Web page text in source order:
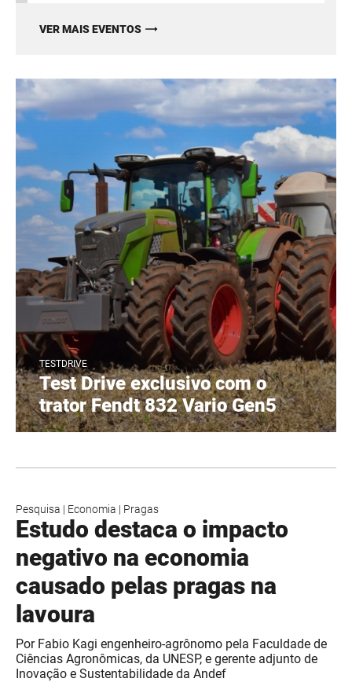
VER MAIS EVENTOS
TESTDRIVE
Test Drive exclusivo com o
trator Fendt 832 Vario Gen5
Pesquisa | Economia | Pragas
Estudo destaca o impacto
negativo na economia
causado pelas pragas na
lavoura
Por Fabio Kagi engenheiro-agrônomo pela Faculdade de
Ciências Agronômicas, da UNESP, e gerente adjunto de
Inovação e Sustentabilidade da Andef